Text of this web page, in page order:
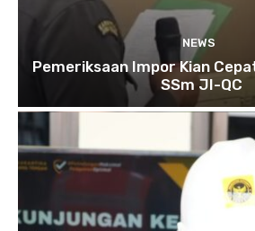
NEWS
Pemeriksaan Impor Kian
SSm JI-QC